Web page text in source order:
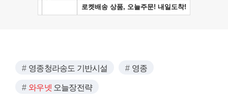
영종청라송도 기반시설 영종
와우넷 오늘장전략